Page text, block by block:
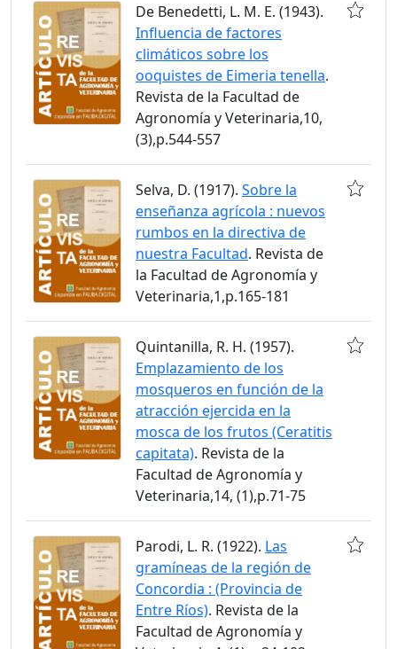
De Benedetti, L. M. E. (1943).
Influencia de factores
climáticos sobre los
ooquistes de Eimeria tenella.
Revista de la Facultad de
Agronomía y Veterinaria,10,
(3),p.544-557
Selva, D. (1917). Sobre la
enseñanza agrícola : nuevos
rumbos en la directiva de
nuestra Facultad. Revista de
la Facultad de Agronomía y
Veterinaria,1,p.165-181
Quintanilla, R. H. (1957).
Emplazamiento de los
mosqueros en función de la
atracción ejercida en la
mosca de los frutos (Ceratitis
capitata). Revista de la
Facultad de Agronomía y
Veterinaria,14, (1),p.71-75
Parodi, L. R. (1922). Las
gramíneas de la región de
Concordia : (Provincia de
Entre Ríos). Revista de la
Facultad de Agronomía y